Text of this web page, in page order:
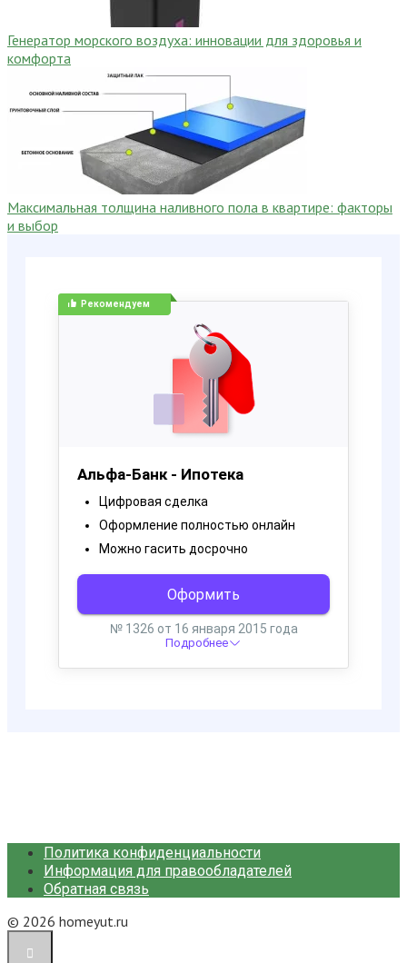
Генератор морского воздуха: инновации для здоровья и
комфорта
Максимальная толщина наливного пола в квартире: факторы
и выбор
Политика конфиденциальности
Информация для правообладателей
Обратная связь
© 2026 homeyut.ru